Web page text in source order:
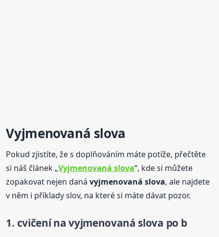
Vyjmenovaná slova
Pokud zjistíte, že s doplňováním máte potíže, přečtěte
si náš článek „Vyjmenovaná slova“, kde si můžete
zopakovat nejen danávyjmenovaná slova, ale najdete
v něm i příklady slov, na které si máte dávat pozor.
1. cvičenínavyjmenovaná slova po b